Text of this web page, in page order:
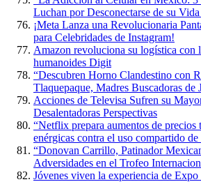
Luchan por Desconectarse de su
¡Meta Lanza una Revolucionaria
para Celebridades de Instagram!
Amazon revoluciona su logística con
humanoides Digit
“Descubren Horno Clandestino con
Tlaquepaque, Madres Buscadoras de
Acciones de Televisa Sufren su
Desalentadoras Perspectivas
“Netflix prepara aumentos de precios
enérgicas contra el uso compartido de
“Donovan Carrillo, Patinador
Adversidades en el Trofeo
Jóvenes viven la experiencia de